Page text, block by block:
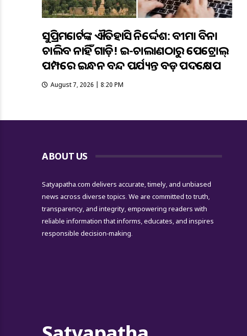
ସୁପ୍ରିମକୋର୍ଟଙ୍କ ଐତିହାସିକ ନିର୍ଦ୍ଦେଶ: ବୀମା ବିନା
ଚାଲିବ ନାହିଁ ଗାଡ଼ି! ଇ-ଚାଲାଣଠାରୁ ପେଟ୍ରୋଲ୍
ପମ୍ପରେ ଇନ୍ଧନ ବନ୍ଦ ପର୍ଯ୍ୟନ୍ତ ବଡ଼ ପଦକ୍ଷେପ
August 7, 2026 | 8:20 PM
ABOUT US
Satyapatha.com delivers accurate, timely, and unbiased
news across diverse topics. We are committed to truth,
transparency, and integrity, empowering readers with
reliable information that informs, educates, and inspires
responsible decision-making.